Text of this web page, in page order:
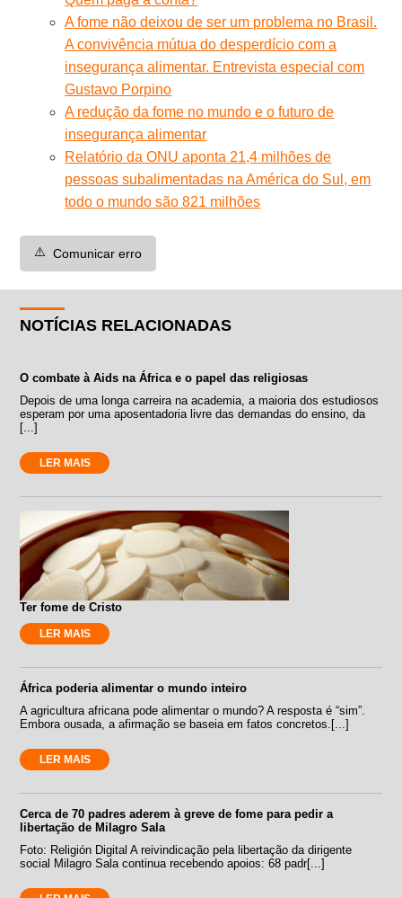
A fome não deixou de ser um problema no Brasil.
A convivência mútua do desperdício com a
insegurança alimentar. Entrevista especial com
Gustavo Porpino
A redução da fome no mundo e o futuro de
insegurança alimentar
Relatório da ONU aponta 21,4 milhões de
pessoas subalimentadas na América do Sul, em
todo o mundo são 821 milhões
⚠️ Comunicar erro
NOTÍCIAS RELACIONADAS
O combate à Aids na África e o papel das religiosas
Depois de uma longa carreira na academia, a maioria dos estudiosos
esperam por uma aposentadoria livre das demandas do ensino, da
[...]
LER MAIS
Ter fome de Cristo
LER MAIS
África poderia alimentar o mundo inteiro
A agricultura africana pode alimentar o mundo? A resposta é “sim”.
Embora ousada, a afirmação se baseia em fatos concretos.[...]
LER MAIS
Cerca de 70 padres aderem à greve de fome para pedir a
libertação de Milagro Sala
Foto: Religión Digital A reivindicação pela libertação da dirigente
social Milagro Sala continua recebendo apoios: 68 padr[...]